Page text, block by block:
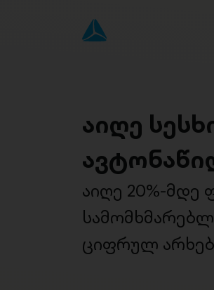
აიღე
აიღე 20%-მდე
ციფრულ